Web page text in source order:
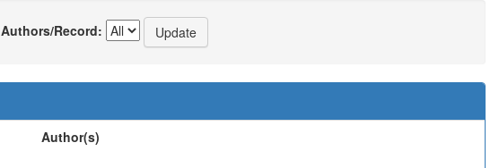
Authors/Record:
Author(s)